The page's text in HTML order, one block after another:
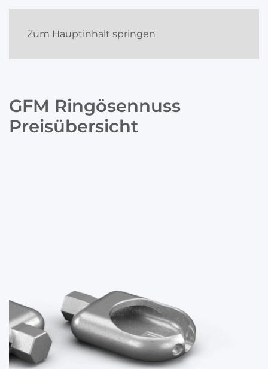
Zum Hauptinhalt springen
GFM Ringösennuss
Preisübersicht